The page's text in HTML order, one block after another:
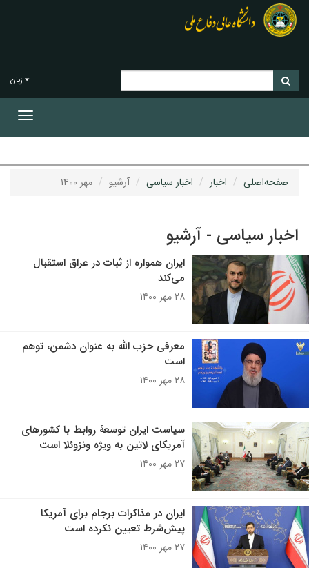
زبان
صفحه‌اصلی اخبار اخبار سیاسی آرشیو مهر ۱۴۰۰
اخبار سیاسی - آرشیو
ایران همواره از ثبات در عراق استقبال
می‌کند
۲۸ مهر ۱۴۰۰
معرفی حزب الله به عنوان دشمن، توهم
است
۲۸ مهر ۱۴۰۰
سیاست ایران توسعۀ روابط با کشورهای
آمریکای لاتین به ویژه ونزوئلا است
۲۷ مهر ۱۴۰۰
ایران در مذاکرات برجام برای آمریکا
پیش‌شرط تعیین نکرده است
۲۷ مهر ۱۴۰۰